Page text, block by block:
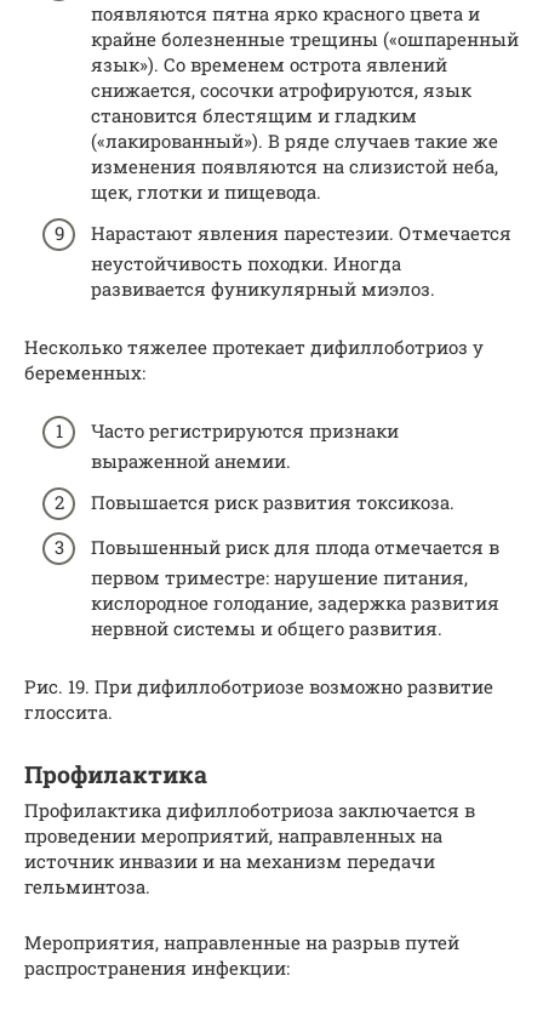
появляются пятна ярко красного цвета и
крайне болезненные трещины («ошпаренный
язык»). Со временем острота явлений
снижается, сосочки атрофируются, язык
становится блестящим и гладким
(«лакированный»). В ряде случаев такие же
изменения появляются на слизистой неба,
щек, глотки и пищевода.
Нарастают явления парестезии. Отмечается
неустойчивость походки. Иногда
развивается фуникулярный миэлоз.
Несколько тяжелее протекает дифиллоботриоз у
беременных:
Часто регистрируются признаки
выраженной анемии.
Повышается риск развития токсикоза.
Повышенный риск для плода отмечается в
первом триместре: нарушение питания,
кислородное голодание, задержка развития
нервной системы и общего развития.
Рис. 19. При дифиллоботриозе возможно развитие
глоссита.
Профилактика
Профилактика дифиллоботриоза заключается в
проведении мероприятий, направленных на
источник инвазии и на механизм передачи
гельминтоза.
Мероприятия, направленные на разрыв путей
распространения инфекции: